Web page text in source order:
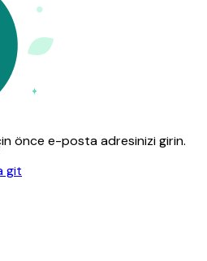
önce e-posta adresinizi girin.
git